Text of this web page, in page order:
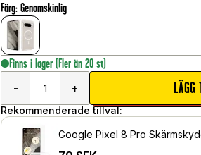
Färg:Genomskinlig
Finns i lager (Fler än 20 st)
-
+
Rekommenderade tillval:
Google Pixel 8 Pro